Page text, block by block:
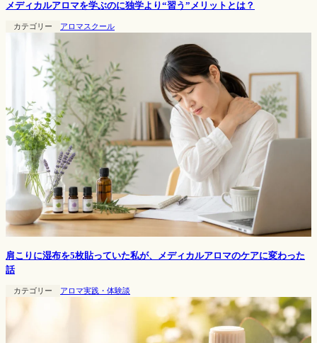
メディカルアロマを学ぶのに独学より“習う”メリットとは？
カテゴリー アロマスクール
肩こりに湿布を5枚貼っていた私が、メディカルアロマのケアに変わった
話
カテゴリー アロマ実践・体験談